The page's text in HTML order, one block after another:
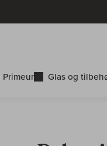
Primeur Glas og